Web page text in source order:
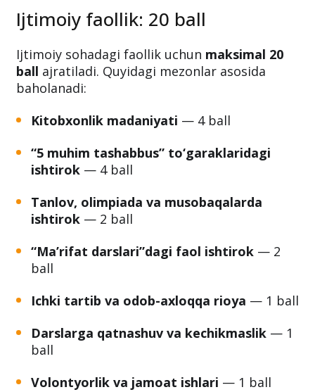
Ijtimoiy faollik: 20 ball
Ijtimoiy sohadagi faollik uchun maksimal 20
ball ajratiladi. Quyidagi mezonlar asosida
baholanadi:
Kitobxonlik madaniyati — 4 ball
“5 muhim tashabbus” to‘garaklaridagi
ishtirok — 4 ball
Tanlov, olimpiada va musobaqalarda
ishtirok — 2 ball
“Ma’rifat darslari”dagi faol ishtirok — 2
ball
Ichki tartib va odob-axloqqa rioya — 1 ball
Darslarga qatnashuv va kechikmaslik — 1
ball
Volontyorlik va jamoat ishlari — 1 ball